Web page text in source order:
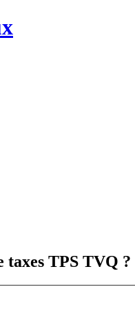
taxes TPS TVQ ?